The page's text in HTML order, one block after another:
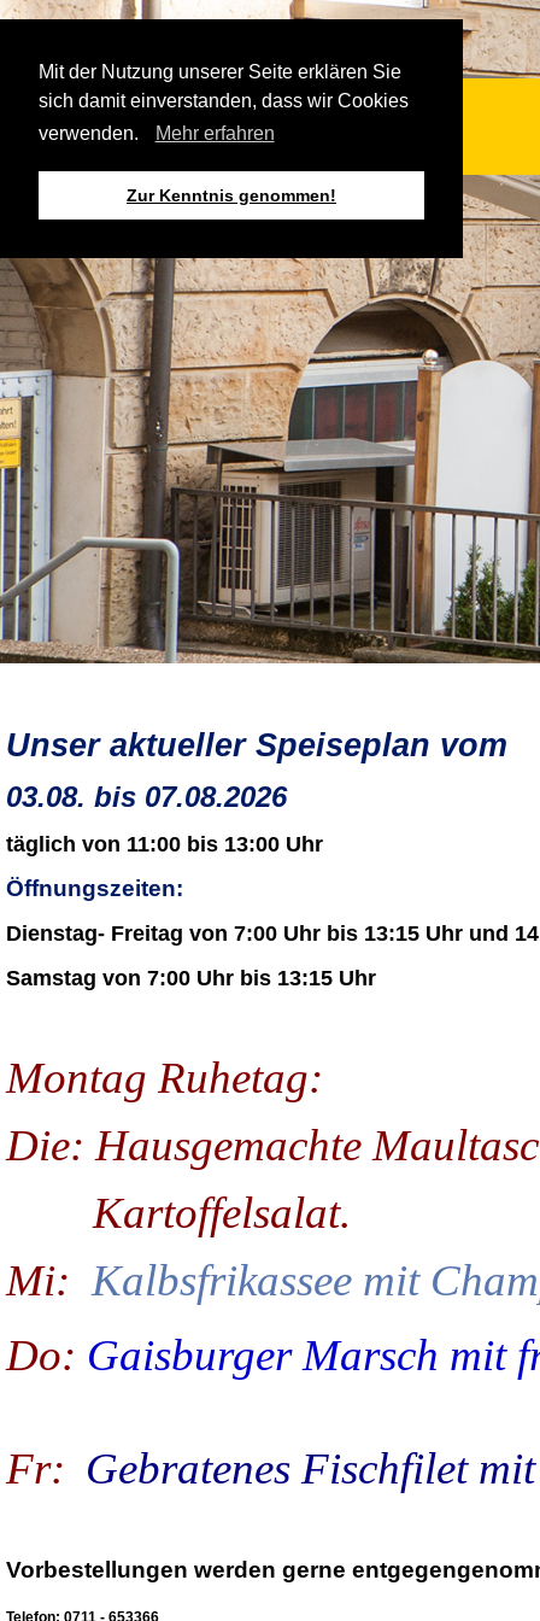
Mit der Nutzung unserer Seite erklären Sie
sich damit einverstanden, dass wir Cookies
verwenden.
Mehr erfahren
Zur Kenntnis genommen!
Unser aktueller Speiseplan vom
03.08. bis 07.08.2026
täglich von 11:00 bis 13:00 Uhr
Öffnungszeiten:
Dienstag- Freitag von 7:00 Uhr bis 13:15 Uhr und
Samstag von 7:00 Uhr bis 13:15 Uhr
Montag Ruhetag:
Die: Hausgemachte
Kartoffelsalat.
Mi: Kalbsfrikassee mit
Do: Gaisburger Marsch mit
Fr: Gebratenes Fischfilet
Vorbestellungen werden gerne
Telefon: 0711 - 653366